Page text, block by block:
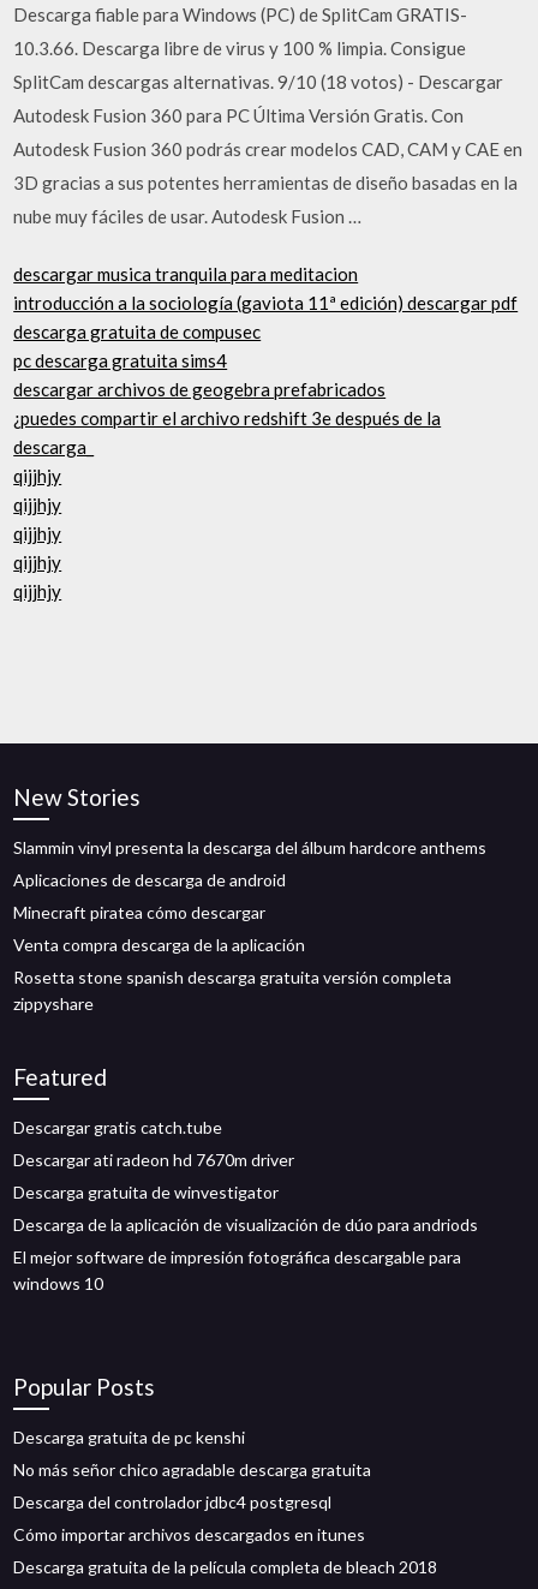
Descarga fiable para Windows (PC) de SplitCam GRATIS-
10.3.66. Descarga libre de virus y 100 % limpia. Consigue
SplitCam descargas alternativas. 9/10 (18 votos) - Descargar
Autodesk Fusion 360 para PC Última Versión Gratis. Con
Autodesk Fusion 360 podrás crear modelos CAD, CAM y CAE en
3D gracias a sus potentes herramientas de diseño basadas en la
nube muy fáciles de usar. Autodesk Fusion …
descargar musica tranquila para meditacion
introducción a la sociología (gaviota 11ª edición) descargar pdf
descarga gratuita de compusec
pc descarga gratuita sims4
descargar archivos de geogebra prefabricados
¿puedes compartir el archivo redshift 3e después de la
descarga_
qijjhjy
qijjhjy
qijjhjy
qijjhjy
qijjhjy
New Stories
Slammin vinyl presenta la descarga del álbum hardcore anthems
Aplicaciones de descarga de android
Minecraft piratea cómo descargar
Venta compra descarga de la aplicación
Rosetta stone spanish descarga gratuita versión completa
zippyshare
Featured
Descargar gratis catch.tube
Descargar ati radeon hd 7670m driver
Descarga gratuita de winvestigator
Descarga de la aplicación de visualización de dúo para andriods
El mejor software de impresión fotográfica descargable para
windows 10
Popular Posts
Descarga gratuita de pc kenshi
No más señor chico agradable descarga gratuita
Descarga del controlador jdbc4 postgresql
Cómo importar archivos descargados en itunes
Descarga gratuita de la película completa de bleach 2018